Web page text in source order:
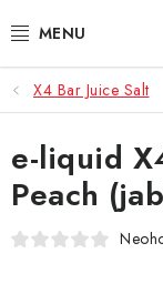
na
3D TISK
TIPY ZA DOBROU
AROMATA A
X4 Bar Juice Salt
e-liquid
Peach